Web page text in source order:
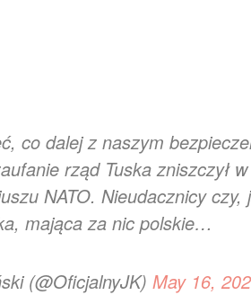
co dalej z naszym
rząd Tuska zniszczył
NATO. Nieudacznicy
mająca za nic polskie…
(@OficjalnyJK) May 16,